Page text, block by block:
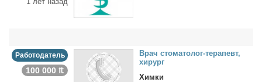
Работодатель
100 000 ₶
Врач сто­ма­то­лог-те­ра­певт,
хи­рург
Химки